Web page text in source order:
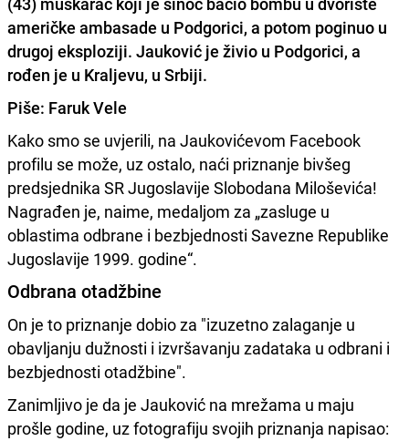
američke ambasade u Podgorici, a potom poginuo u
drugoj eksploziji. Jauković je živio u Podgorici, a
rođen je u Kraljevu, u Srbiji.
Piše: Faruk Vele
Kako smo se uvjerili, na Jaukovićevom Facebook
profilu se može, uz ostalo, naći priznanje bivšeg
predsjednika SR Jugoslavije Slobodana Miloševića!
Nagrađen je, naime, medaljom za „zasluge u
oblastima odbrane i bezbjednosti Savezne Republike
Jugoslavije 1999. godine“.
Odbrana otadžbine
On je to priznanje dobio za "izuzetno zalaganje u
obavljanju dužnosti i izvršavanju zadataka u odbrani i
bezbjednosti otadžbine".
Zanimljivo je da je Jauković na mrežama u maju
prošle godine, uz fotografiju svojih priznanja napisao: